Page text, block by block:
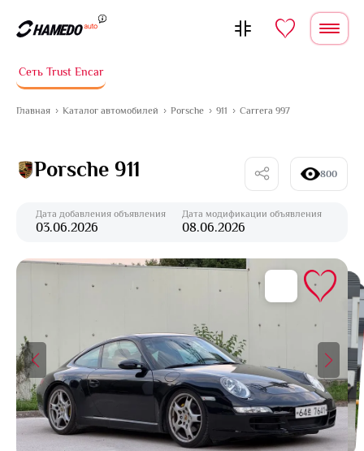
Сеть Trust Encar
Главная Каталог автомобилей Porsche 911 Carrera 997
Porsche 911 800
Дата добавления объявления
03.06.2026
Дата модификации объявления
08.06.2026